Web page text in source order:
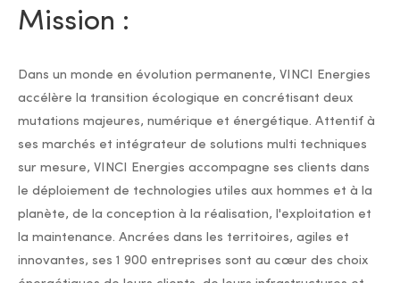
Mission :
Dans un monde en évolution permanente, VINCI Energies
accélère la transition écologique en concrétisant deux
mutations majeures, numérique et énergétique. Attentif à
ses marchés et intégrateur de solutions multi techniques
sur mesure, VINCI Energies accompagne ses clients dans
le déploiement de technologies utiles aux hommes et à la
planète, de la conception à la réalisation, l'exploitation et
la maintenance. Ancrées dans les territoires, agiles et
innovantes, ses 1 900 entreprises sont au cœur des choix